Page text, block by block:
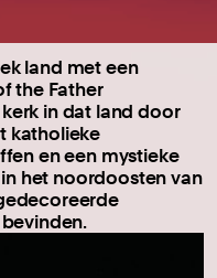
land met een
the Father
in dat land door
katholieke
en een mystieke
het noordoosten van